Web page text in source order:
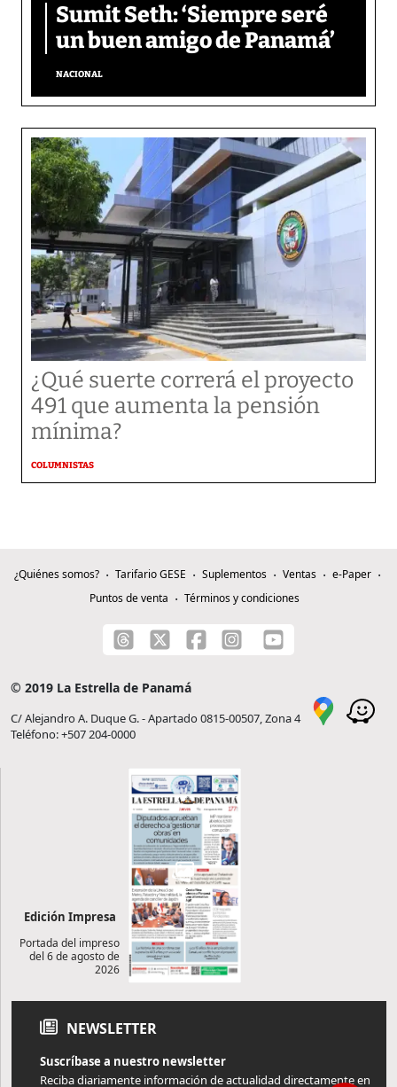
Sumit Seth: ‘Siempre seré
un buen amigo de Panamá’
NACIONAL
¿Qué suerte correrá el proyecto
491 que aumenta la pensión
mínima?
COLUMNISTAS
¿Quiénes somos? Tarifario GESE Suplementos Ventas
e-Paper
Puntos de venta
Términos y condiciones
© 2019 La Estrella de Panamá
C/ Alejandro A. Duque G. - Apartado 0815-00507, Zona 4
Teléfono: +507 204-0000
Edición Impresa
Portada del impreso
del 6 de agosto de
2026
NEWSLETTER
Suscríbase a nuestro newsletter
Reciba diariamente información de actualidad directamente en